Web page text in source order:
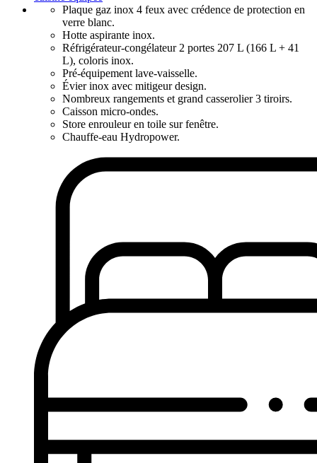
Plaque gaz inox 4 feux avec crédence de protection en
verre blanc.
Hotte aspirante inox.
Réfrigérateur-congélateur 2 portes 207 L (166 L + 41
L), coloris inox.
Pré-équipement lave-vaisselle.
Évier inox avec mitigeur design.
Nombreux rangements et grand casserolier 3 tiroirs.
Caisson micro-ondes.
Store enrouleur en toile sur fenêtre.
Chauffe-eau Hydropower.